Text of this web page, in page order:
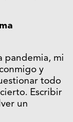
pandemia, mi
y
todo
Escribir
un